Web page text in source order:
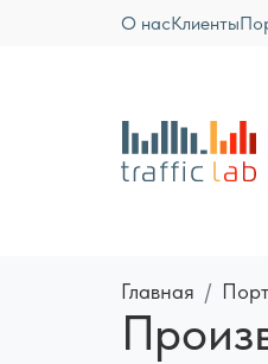
О насКлиенты
Главная